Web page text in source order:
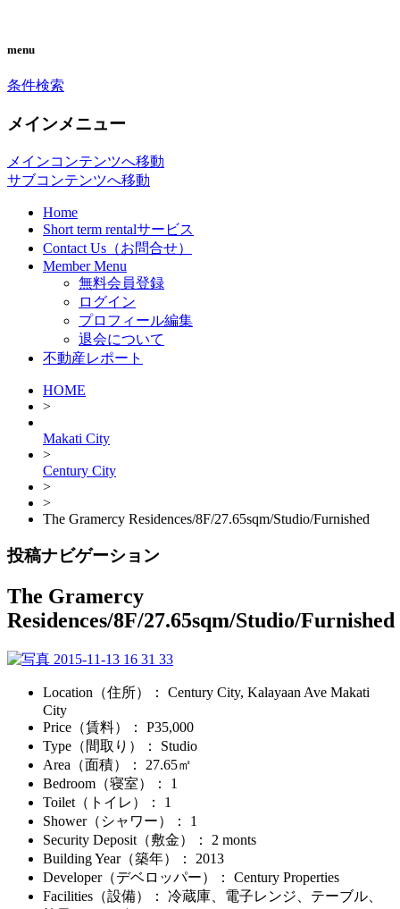
CONDO SEARCH in
MAKATI. フィリピン不動産
検索サイト「こんどマカティ
ね！」
心地マカティ周辺の不動産投資情報で
す。
menu
条件検索
メインメニュー
メインコンテンツへ移動
サブコンテンツへ移動
Home
Short term rentalサービス
Contact Us（お問合せ）
Member Menu
無料会員登録
ログイン
プロフィール編集
退会について
不動産レポート
HOME
>
Makati City
>
Century City
>
>
The Gramercy Residences/8F/27.65sqm/Studio/Furnished
投稿ナビゲーション
The Gramercy
Residences/8F/27.65sqm/Studio/Furnished
Location（住所）
： Century City, Kalayaan Ave Makati
City
Price（賃料）
： P35,000
Type（間取り）
： Studio
Area（面積）
： 27.65㎡
Bedroom（寝室）
： 1
Toilet（トイレ）
： 1
Shower（シャワー）
： 1
Security Deposit（敷金）
： 2 monts
Building Year（築年）
： 2013
Developer（デベロッパー）
： Century Properties
Facilities（設備）
： 冷蔵庫、電子レンジ、テーブル、